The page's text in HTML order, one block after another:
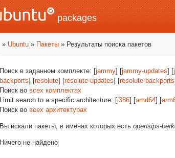
packages
» Ubuntu » Пакеты » Результаты поиска пакетов
Поиск в заданном комплекте: [jammy] [jammy-updates] [
backports] [resolute] [resolute-updates] [resolute-backports
Поиск во всех комплектах
Limit search to a specific architecture: [i386] [amd64] [
Поиск во всех архитектурах
Вы искали пакеты, в именах которых есть opensips-
Ничего не найдено